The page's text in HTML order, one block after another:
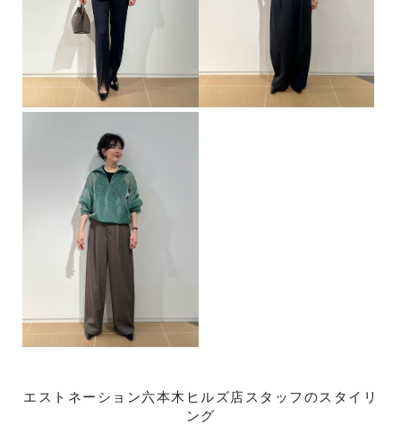
エストネーション六本木ヒルズ店スタッフのスタイリ
ング